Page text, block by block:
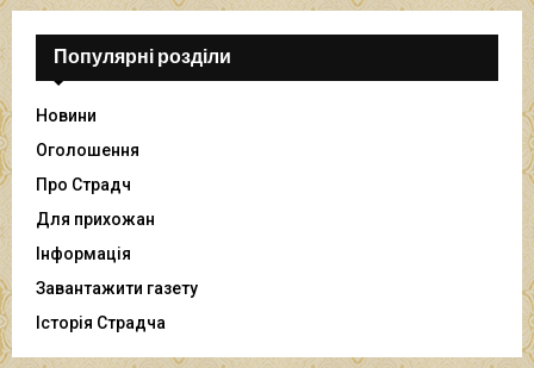
а
ч
Популярні розділи
Новини
Оголошення
Про Страдч
Для прихожан
Інформація
Завантажити газету
Історія Страдча